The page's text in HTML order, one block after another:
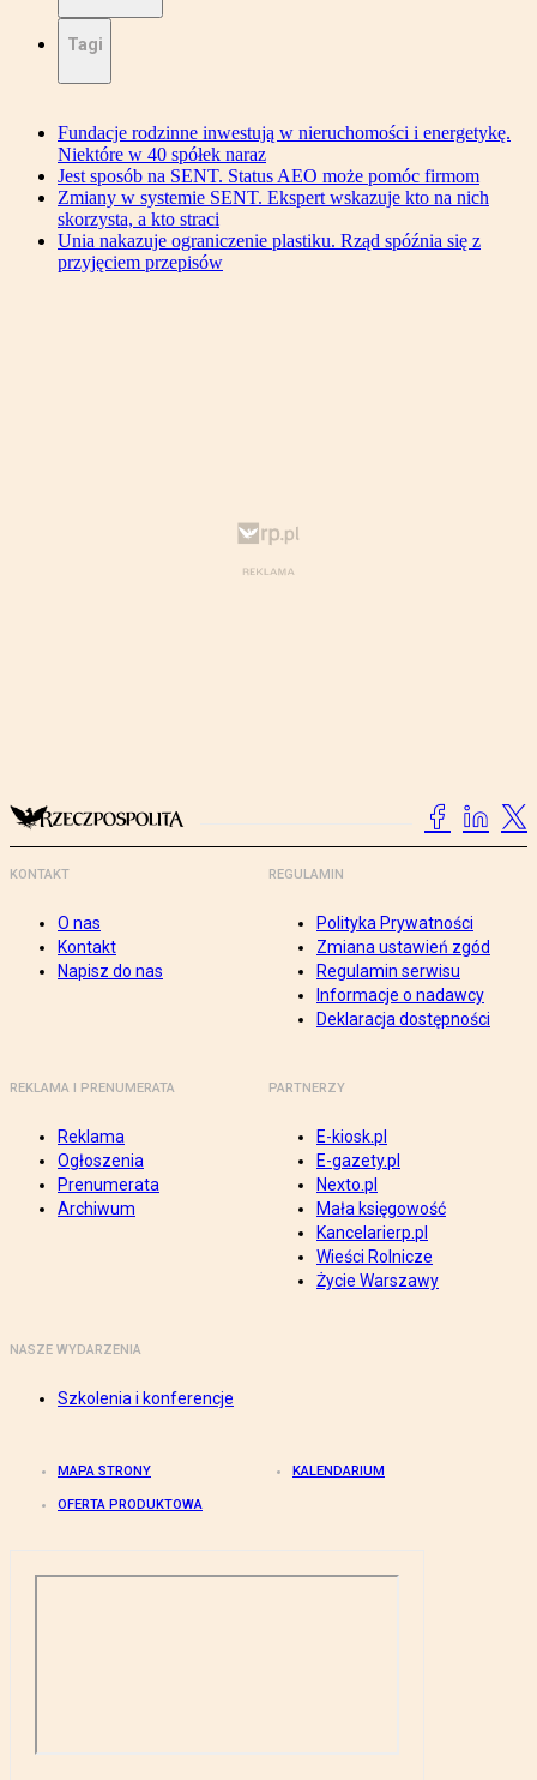
Tagi
Fundacje rodzinne inwestują w nieruchomości i energetykę.
Niektóre w 40 spółek naraz
Jest sposób na SENT. Status AEO może pomóc firmom
Zmiany w systemie SENT. Ekspert wskazuje kto na nich
skorzysta, a kto straci
Unia nakazuje ograniczenie plastiku. Rząd spóźnia się z
przyjęciem przepisów
KONTAKT
O nas
Kontakt
Napisz do nas
REGULAMIN
Polityka Prywatności
Zmiana ustawień zgód
Regulamin serwisu
Informacje o nadawcy
Deklaracja dostępności
REKLAMA I PRENUMERATA
Reklama
Ogłoszenia
Prenumerata
Archiwum
PARTNERZY
E-kiosk.pl
E-gazety.pl
Nexto.pl
Mała księgowość
Kancelarierp.pl
Wieści Rolnicze
Życie Warszawy
NASZE WYDARZENIA
Szkolenia i konferencje
MAPA STRONY KALENDARIUM
OFERTA PRODUKTOWA